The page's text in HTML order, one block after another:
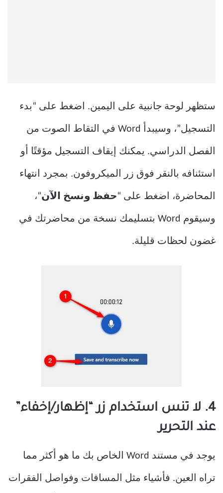
ستظهر لوحة جانبية على اليمين. اضغط على “بدء
التسجيل”، وسيبدأ Word في التقاط الصوت من
الفصل الدراسي. يمكنك إيقاف التسجيل مؤقتًا أو
استئنافه بالنقر فوق زر الميكروفون. بمجرد انتهاء
المحاضرة، اضغط على “حفظ ونسخ الآن“،
وسيقوم Word بتسليمك نسخة من محاضرتك في
غضون لحظات قليلة.
4. لا تنس استخدام زر “إظهار/إخفاء”
عند التحرير
يوجد في مستند Word الخاص بك ما هو أكثر مما
تراه العين. فأشياء مثل المسافات وفواصل الفقرات